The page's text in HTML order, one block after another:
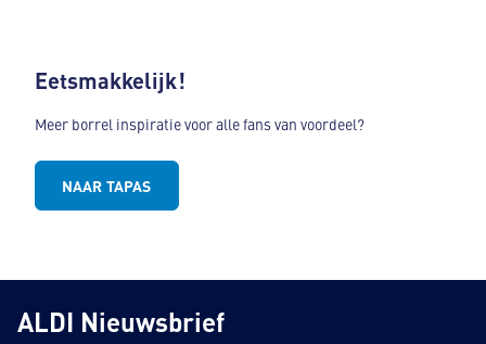
Eetsmakkelijk!
Meer borrel inspiratie voor alle fans van voordeel?
NAAR TAPAS
ALDI Nieuwsbrief